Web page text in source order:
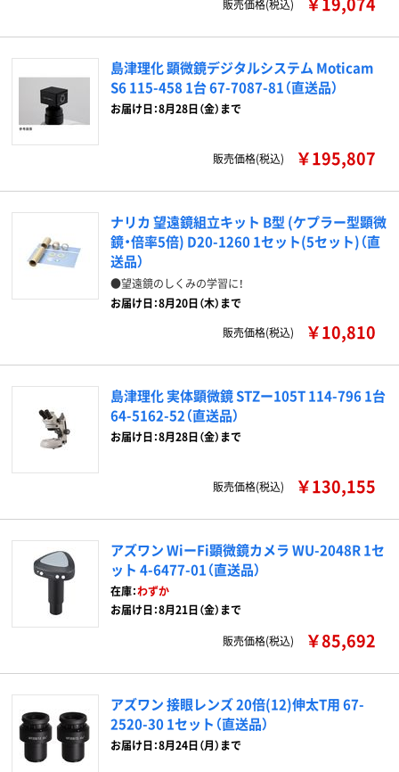
販売価格(税込)
島津理化 顕微鏡デジタルシステム Moticam
S6 115-458 1台 67-7087-81（直送品）
お届け日：8月28日（金）まで
販売価格(税込) ￥195,807
ナリカ 望遠鏡組立キット B型 (ケプラー型顕微
鏡・倍率5倍) D20-1260 1セット(5セット)（直
送品）
●望遠鏡のしくみの学習に！
お届け日：8月20日（木）まで
販売価格(税込)
￥10,810
島津理化 実体顕微鏡 STZー105T 114-796 1台
64-5162-52（直送品）
お届け日：8月28日（金）まで
販売価格(税込) ￥130,155
アズワン WiーFi顕微鏡カメラ WU-2048R 1セ
ット 4-6477-01（直送品）
在庫：わずか
お届け日：8月21日（金）まで
販売価格(税込) ￥85,692
アズワン 接眼レンズ 20倍(12)伸太T用 67-
2520-30 1セット（直送品）
お届け日：8月24日（月）まで